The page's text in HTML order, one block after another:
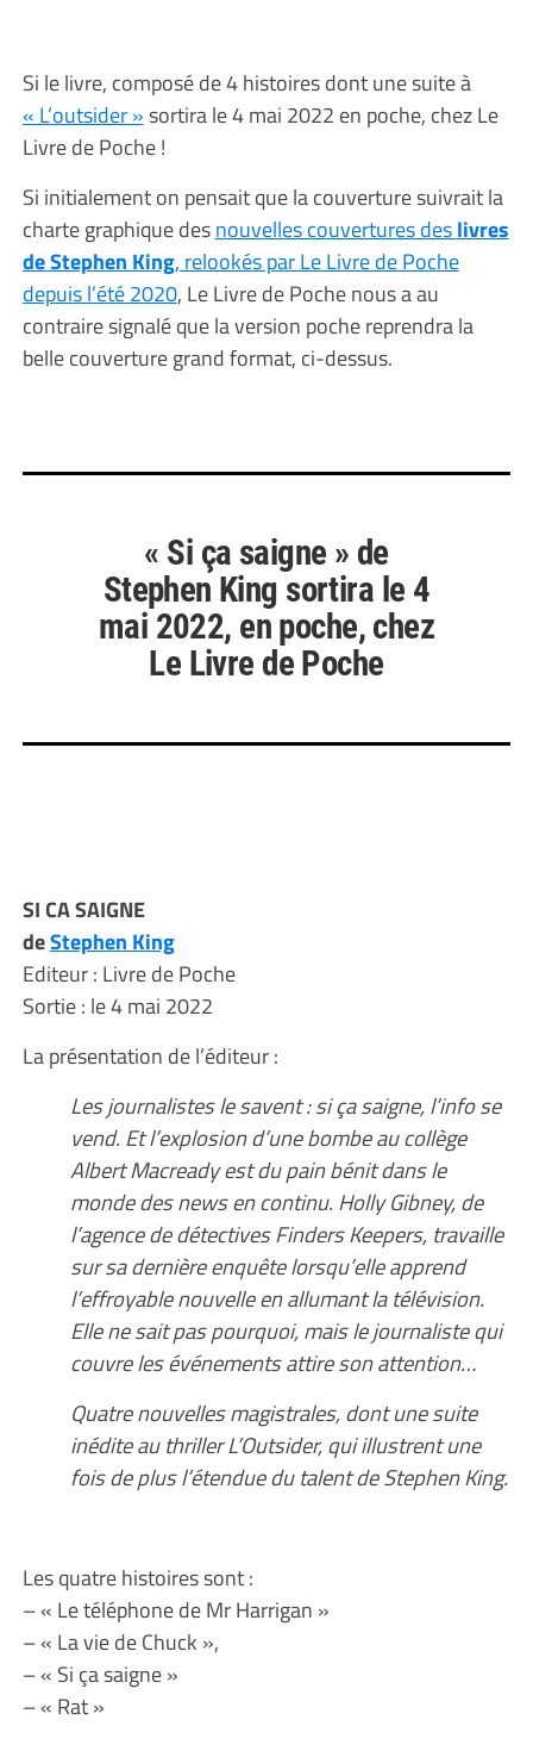
Si le livre, composé de 4 histoires dont une suite à
« L’outsider »sortira le 4 mai 2022 en poche, chez Le
Livre de Poche !
Si initialement on pensait que la couverture suivrait la
charte graphique desnouvelles couvertures deslivres
de Stephen King, relookés par Le Livre de Poche
depuis l’été 2020, Le Livre de Poche nous a au
contraire signalé que la version poche reprendra la
belle couverture grand format, ci-dessus.
« Si ça saigne » de
Stephen King sortira le 4
mai 2022, en poche, chez
Le Livre de Poche
SI CA SAIGNE
deStephen King
Editeur : Livre de Poche
Sortie : le 4 mai 2022
La présentation de l’éditeur :
Les journalistes le savent : si ça saigne, l’info se
vend. Et l’explosion d’une bombe au collège
Albert Macready est du pain bénit dans le
monde des news en continu. Holly Gibney, de
l’agence de détectives Finders Keepers, travaille
sur sa dernière enquête lorsqu’elle apprend
l’effroyable nouvelle en allumant la télévision.
Elle ne sait pas pourquoi, mais le journaliste qui
couvre les événements attire son attention…
Quatre nouvelles magistrales, dont une suite
inédite au thriller L’Outsider, qui illustrent une
fois de plus l’étendue du talent de Stephen King.
Les quatre histoires sont :
– « Le téléphone de Mr Harrigan »
– « La vie de Chuck »,
– « Si ça saigne »
– « Rat »